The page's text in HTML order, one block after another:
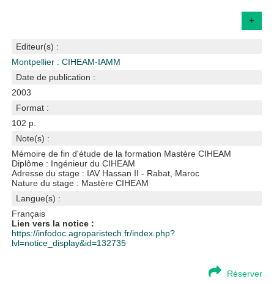
+
Editeur(s) :
Montpellier : CIHEAM-IAMM
Date de publication :
2003
Format :
102 p.
Note(s) :
Mémoire de fin d'étude de la formation Mastère CIHEAM
Diplôme : Ingénieur du CIHEAM
Adresse du stage : IAV Hassan II - Rabat, Maroc
Nature du stage : Mastère CIHEAM
Langue(s) :
Français
Lien vers la notice :
https://infodoc.agroparistech.fr/index.php?
lvl=notice_display&id=132735
Réserver